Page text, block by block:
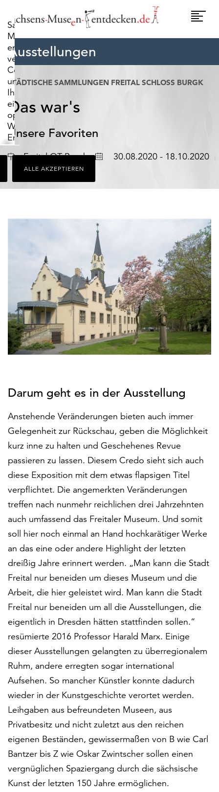
Sachsens-
Museen-
entdecken.de
verwendet
Cookies,
um
Ihnen
ein
optimales
Webseiten-
Erlebnis
zu
bieten.
Dazu
zählen
für
notwendig
(funktionale
Cookies),
sowie
solche,
die
lediglich
genutzt
Klicken
Sie
auf
„Alle
akzeptieren“,
alle
Cookies
zu
akzeptieren.
Sie
können
Ihr
Einverständnis
jederzeit
ändern
und
widerrufen.
Dafür
steht
Ihnen
am
der
Seite
die
Schaltfläche
„Cookie-
Einstellungen“
zur
Verfügung.
Funktionale
Cookies
ALLE AKZEPTIEREN
Ausstellungen
STÄDTISCHE SAMMLUNGEN FREITAL SCHLOSS BURGK
Das war's
Unsere Favoriten
Ort Freital OT Burgk Datum30.08.2020 - 18.10.2020
Darum geht es in der Ausstellung
Anstehende Veränderungen bieten auch immer
Gelegenheit zur Rückschau, geben die Möglichkeit
kurz inne zu halten und Geschehenes Revue
passieren zu lassen. Diesem Credo sieht sich auch
diese Exposition mit dem etwas flapsigen Titel
verpflichtet. Die angemerkten Veränderungen
treffen nach nunmehr reichlichen drei Jahrzehnten
auch umfassend das Freitaler Museum. Und somit
soll hier noch einmal an Hand hochkarätiger Werke
an das eine oder andere Highlight der letzten
dreißig Jahre erinnert werden. „Man kann die Stadt
Freital nur beneiden um dieses Museum und die
Arbeit, die hier geleistet wird. Man kann die Stadt
Freital nur beneiden um all die Ausstellungen, die
eigentlich in Dresden hätten stattfinden sollen.“
resümierte 2016 Professor Harald Marx. Einige
dieser Ausstellungen gelangten zu überregionalem
Ruhm, andere erregten sogar international
Aufsehen. So mancher Künstler konnte dadurch
wieder in der Kunstgeschichte verortet werden.
Leihgaben aus befreundeten Museen, aus
Privatbesitz und nicht zuletzt aus den reichen
eigenen Beständen, gewissermaßen von B wie Carl
Bantzer bis Z wie Oskar Zwintscher sollen einen
vergnüglichen Spaziergang durch die sächsische
Kunst der letzten 150 Jahre ermöglichen.